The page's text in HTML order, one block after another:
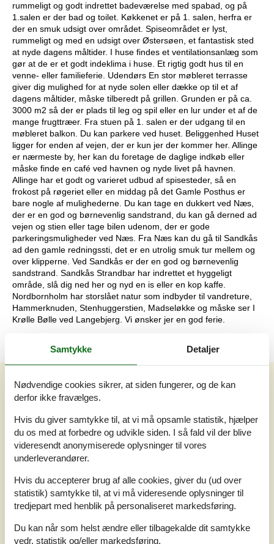
rummeligt og godt indrettet badeværelse med spabad, og på
1.salen er der bad og toilet. Køkkenet er på 1. salen, herfra er
der en smuk udsigt over området. Spiseområdet er lyst,
rummeligt og med en udsigt over Østersøen, et fantastisk sted
at nyde dagens måltider. I huse findes et ventilationsanlæg som
gør at de er et godt indeklima i huse. Et rigtig godt hus til en
venne- eller familieferie. Udendørs En stor møbleret terrasse
giver dig mulighed for at nyde solen eller dække op til et af
dagens måltider, måske tilberedt på grillen. Grunden er på ca.
3000 m2 så der er plads til leg og spil eller en lur under et af de
mange frugttræer. Fra stuen på 1. salen er der udgang til en
møbleret balkon. Du kan parkere ved huset. Beliggenhed Huset
ligger for enden af vejen, der er kun jer der kommer her. Allinge
er nærmeste by, her kan du foretage de daglige indkøb eller
måske finde en café ved havnen og nyde livet på havnen.
Allinge har et godt og varieret udbud af spisesteder, så en
frokost på røgeriet eller en middag på det Gamle Posthus er
bare nogle af mulighederne. Du kan tage en dukkert ved Næs,
der er en god og børnevenlig sandstrand, du kan gå derned ad
vejen og stien eller tage bilen udenom, der er gode
parkeringsmuligheder ved Næs. Fra Næs kan du gå til Sandkås
ad den gamle redningssti, det er en utrolig smuk tur mellem og
over klipperne. Ved Sandkås er der en god og børnevenlig
sandstrand. Sandkås Strandbar har indrettet et hyggeligt
område, slå dig ned her og nyd en is eller en kop kaffe.
Nordbornholm har storslået natur som indbyder til vandreture,
Hammerknuden, Stenhuggerstien, Madseløkke og måske ser I
Krølle Bølle ved Langebjerg. Vi ønsker jer en god ferie.
Eksterne anmeldelser
Vores gæsteanmeldelser
4,7
4 eksterne anmeldelser
3,9 juli 2026
Interiør:
4
Samtykke Detaljer
Nødvendige cookies sikrer, at siden fungerer, og de kan
derfor ikke fravælges.
Hvis du giver samtykke til, at vi må opsamle statistik, hjælper
du os med at forbedre og udvikle siden. I så fald vil der blive
videresendt anonymiserede oplysninger til vores
underleverandører.
Hvis du accepterer brug af alle cookies, giver du (ud over
statistik) samtykke til, at vi må videresende oplysninger til
tredjepart med henblik på personaliseret markedsføring.
Du kan når som helst ændre eller tilbagekalde dit samtykke
vedr. statistik og/eller markedsføring.